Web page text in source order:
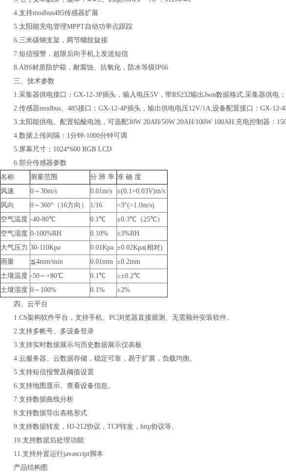
4.支持modbus485传感器扩展
5.太阳能充电管理MPPT自动功率点跟踪
6.三米碳钢支架，两节螺纹旋接
7.短信报警，超限后向手机上发送短信
8.ABS材质防护箱，耐腐蚀、抗氧化，防水等级IP66
三、技术参数
1.采集器供电接口：GX-12-3P插头，输入电压5V，带RS232输出Json数据格式,采集器供电
2.传感器modbus、485接口：GX-12-4P插头，输出供电电压12V/1A,设备配置接口：GX-12-
3.太阳能供电、配置铅酸电池，可选配30W 20AH/50W 20AH/100W 100AH.充电控制器：
4.数据上传间隔：1分钟-1000分钟可调
5.屏幕尺寸：1024*600 RGB LCD
6.部分传感器参数
名称
测量范围 分 辨 率 准 确 度
风速
0～30m/s 0.01m/s
±(0.1+0.03V)m/s
风向
0～360°（16方向） 1/16
<3°(>1.0m/s)
空气温度 -40-80℃ 0.1℃
±0.3℃（25℃）
空气湿度 0-100%RH 0.10%
±3%RH
大气压力 30-110Kpa 0.01Kpa ±0.02Kpa(相对)
雨量
≦4mm/min 0.01mm ±0.2mm
土壤温度 -50～+80℃ 0.1℃
≤±0.2℃
土壤湿度 0～100% 0.1%
±2%
四、云平台
1.CS架构软件平台，支持手机、PC浏览器直接观测、无需额外安装软件。
2.支持多帐号、多设备登录
3.支持实时数据展示与历史数据展示仪表板
4.云服务器、云数据存储，稳定可靠，易于扩展，负载均衡。
5.支持短信报警及阈值设置
6.支持地图显示、查看设备信息。
7.支持数据曲线分析
8.支持数据导出表格形式
9.支持数据转发，HJ-212协议，TCP转发，http协议等。
10.支持数据后处理功能
11.支持外置运行javascript脚本
产品结构图